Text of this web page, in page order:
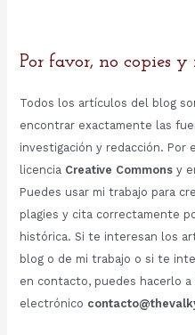
Por favor, no copies y
Todos los artículos del blog
encontrar exactamente las
investigación y redacción. Por
licencia Creative Commonsy
Puedes usar mi trabajo para
plagies y cita correctamente
histórica. Si te interesan los
blog o de mi trabajo o si te
en contacto, puedes hacerlo
electrónico